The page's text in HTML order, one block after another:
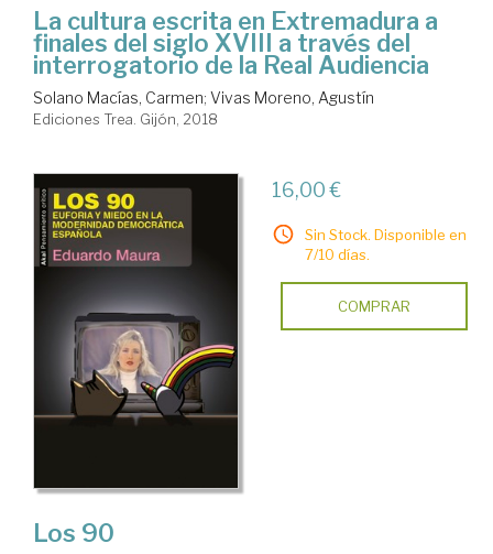
La cultura escrita en Extremadura a
finales del siglo XVIII a través del
interrogatorio de la Real Audiencia
Solano Macías, Carmen; Vivas Moreno, Agustín
Ediciones Trea. Gijón, 2018
16,00 €
Sin Stock. Disponible en
7/10 días.
COMPRAR
Los 90